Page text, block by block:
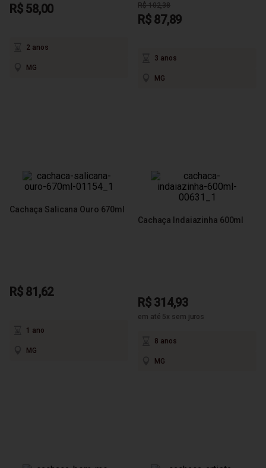
R$ 58,00
2 anos
MG
R$ 102,38
R$ 87,89
3 anos
MG
Cachaça Salicana Ouro 670ml
R$ 81,62
1 ano
MG
Cachaça Indaiazinha 600ml
R$ 314,93
em até 5x sem juros
8 anos
MG